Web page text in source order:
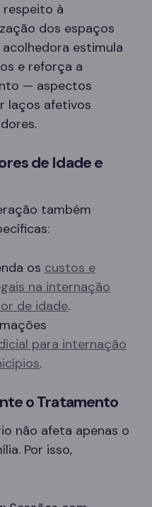
à
dos espaços
estimula
e reforça a
— aspectos
laços afetivos
de Idade e
também
os custos e
na internação
de idade.
para internação
.
o Tratamento
não afeta apenas o
Por isso,